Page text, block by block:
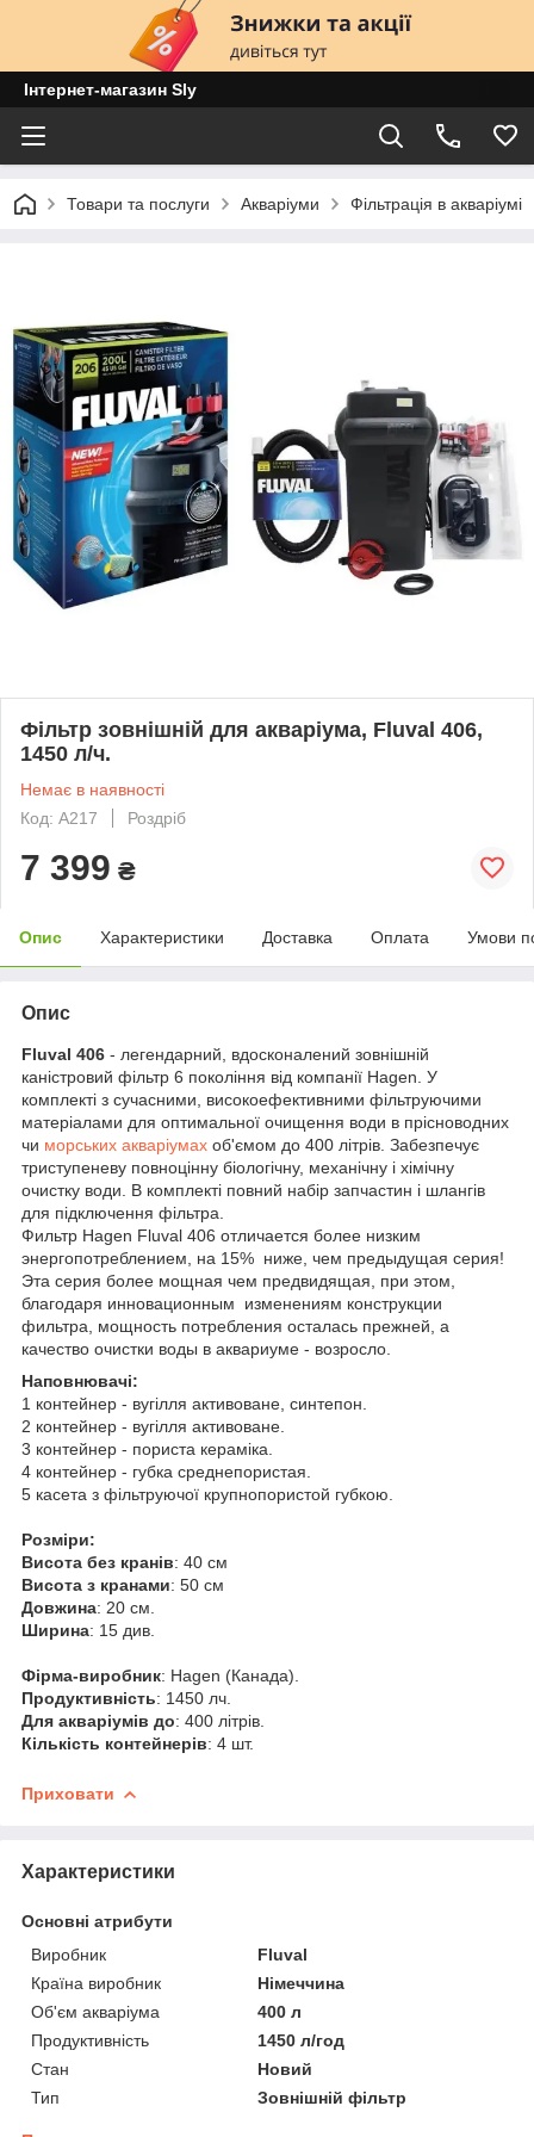
Інтернет-магазин Sly
Товари та послуги Акваріуми Фільтрація в акваріумі
Фільтр зовнішній для акваріума, Fluval 406,
1450 л/ч.
Немає в наявності
Код: A217
Роздріб
7 399 ₴
Опис Характеристики Доставка Оплата Умови
Опис
Fluval 406 - легендарний, вдосконалений зовнішній
каністровий фільтр 6 покоління від компанії Hagen. У
комплекті з сучасними, високоефективними фільтруючими
матеріалами для оптимальної очищення води в прісноводних
чи морських акваріумах об'ємом до 400 літрів. Забезпечує
триступеневу повноцінну біологічну, механічну і хімічну
очистку води. В комплекті повний набір запчастин і шлангів
для підключення фільтра.
Фильтр Hagen Fluval 406 отличается более низким
энергопотреблением, на 15% ниже, чем предыдущая серия!
Эта серия более мощная чем предвидящая, при этом,
благодаря инновационным изменениям конструкции
фильтра, мощность потребления осталась прежней, а
качество очистки воды в аквариуме - возросло.
Наповнювачі:
1 контейнер - вугілля активоване, синтепон.
2 контейнер - вугілля активоване.
3 контейнер - пориста кераміка.
4 контейнер - губка среднепористая.
5 касета з фільтруючої крупнопористой губкою.
Розміри:
Висота без кранів: 40 см
Висота з кранами: 50 см
Довжина: 20 см.
Ширина: 15 див.
Фірма-виробник: Hagen (Канада).
Продуктивність: 1450 лч.
Для акваріумів до: 400 літрів.
Кількість контейнерів: 4 шт.
Приховати
Характеристики
Основні атрибути
Виробник
Fluval
Країна виробник
Німеччина
Об'єм акваріума
400 л
Продуктивність
1450 л/год
Стан
Новий
Тип
Зовнішній фільтр